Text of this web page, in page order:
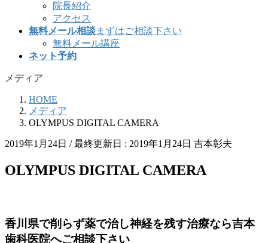
院長紹介
アクセス
無料メール相談まずはご相談下さい
無料メール講座
ネット予約
メディア
HOME
メディア
OLYMPUS DIGITAL CAMERA
2019年1月24日 / 最終更新日 : 2019年1月24日 吉本彰夫
OLYMPUS DIGITAL CAMERA
香川県で削らず薬で治し神経を残す治療なら吉本
歯科医院へご相談下さい